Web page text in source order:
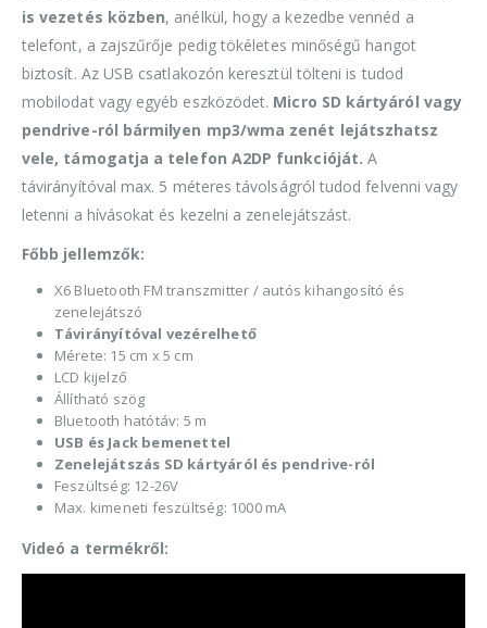
is vezetés közben, anélkül, hogy a kezedbe vennéd a
telefont, a zajszűrője pedig tökéletes minőségű hangot
biztosít. Az USB csatlakozón keresztül tölteni is tudod
mobilodat vagy egyéb eszközödet. Micro SD kártyáról vagy
pendrive-ról bármilyen mp3/wma zenét lejátszhatsz
vele, támogatja a telefon A2DP funkcióját. A
távirányítóval max. 5 méteres távolságról tudod felvenni vagy
letenni a hívásokat és kezelni a zenelejátszást.
Főbb jellemzők:
X6 Bluetooth FM transzmitter / autós kihangosító és
zenelejátszó
Távirányítóval vezérelhető
Mérete: 15 cm x 5 cm
LCD kijelző
Állítható szög
Bluetooth hatótáv: 5 m
USB és Jack bemenettel
Zenelejátszás SD kártyáról és pendrive-ról
Feszültség: 12-26V
Max. kimeneti feszültség: 1000 mA
Videó a termékről: